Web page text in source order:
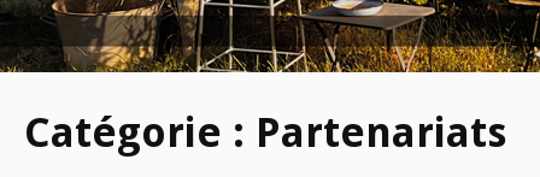
Catégorie : Partenariats